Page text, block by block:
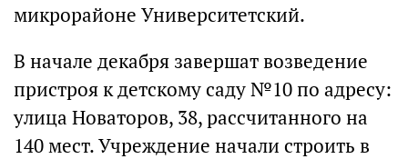
микрорайоне Университетский.
В начале декабря завершат возведение
пристроя к детскому саду №10 по адресу:
улица Новаторов, 38, рассчитанного на
140 мест. Учреждение начали строить в